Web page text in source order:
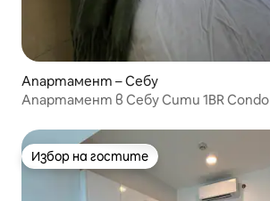
Апартамент – Себу
Апартамент в Себу Сити 1BR Condo
Избор на гостите
Избор на гостите